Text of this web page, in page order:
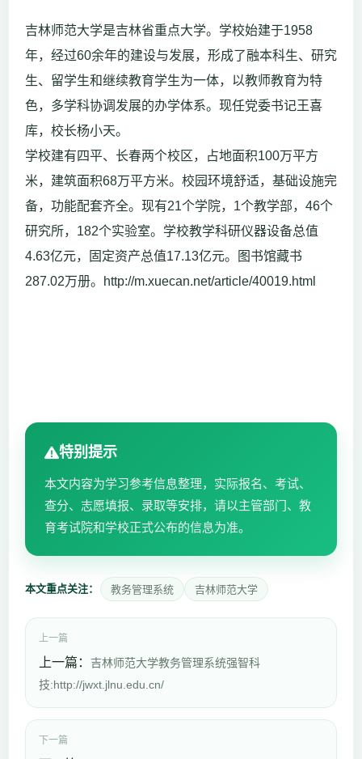
吉林师范大学是吉林省重点大学。学校始建于1958
年，经过60余年的建设与发展，形成了融本科生、研究
生、留学生和继续教育学生为一体，以教师教育为特
色，多学科协调发展的办学体系。现任党委书记王喜
库，校长杨小天。
学校建有四平、长春两个校区，占地面积100万平方
米，建筑面积68万平方米。校园环境舒适，基础设施完
备，功能配套齐全。现有21个学院，1个教学部，46个
研究所，182个实验室。学校教学科研仪器设备总值
4.63亿元，固定资产总值17.13亿元。图书馆藏书
287.02万册。http://m.xuecan.net/article/40019.html
特别提示
本文内容为学习参考信息整理，实际报名、考试、
查分、志愿填报、录取等安排，请以主管部门、教
育考试院和学校正式公布的信息为准。
本文重点关注： 教务管理系统 吉林师范大学
上一篇
上一篇： 吉林师范大学教务管理系统强智科
技:http://jwxt.jlnu.edu.cn/
下一篇